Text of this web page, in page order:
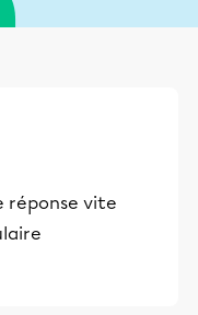
réponse vite